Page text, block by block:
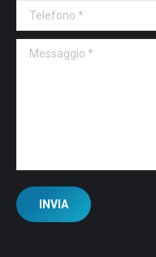
Telefono *
Messaggio *
INVIA